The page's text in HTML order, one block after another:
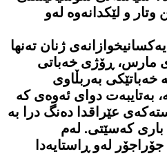
و لێکدانەوە لەو
ژنان تەنها
نیە بە ڕۆژی (٨)ی مارس، ڕۆژی خەباتی
خەباتێکی بەربڵاوی
بەتایبەت دوای ئەوەی کە
عێراقدا دەنگ درا بە
کەسێتی. لەم
لەو ڕاستایەدا